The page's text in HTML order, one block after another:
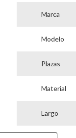
Marca
Modelo
Plazas
Material
Largo